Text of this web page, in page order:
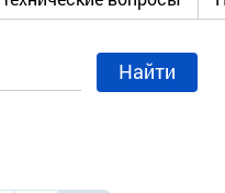
Найти